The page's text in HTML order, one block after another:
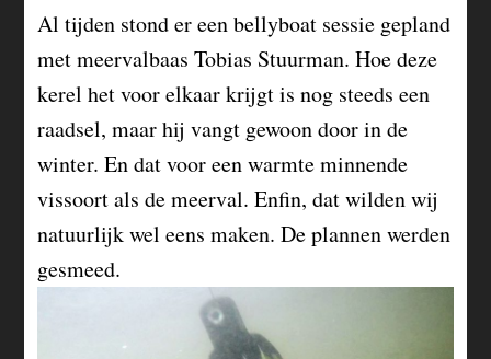
Al tijden stond er een bellyboat sessie gepland
met meervalbaas Tobias Stuurman. Hoe deze
kerel het voor elkaar krijgt is nog steeds een
raadsel, maar hij vangt gewoon door in de
winter. En dat voor een warmte minnende
vissoort als de meerval. Enfin, dat wilden wij
natuurlijk wel eens maken. De plannen werden
gesmeed.